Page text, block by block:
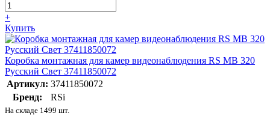
+
Купить
Коробка монтажная для камер видеонаблюдения RS MB 320
Русский Свет 37411850072
Артикул: 37411850072
Бренд:
RSi
На складе 1499 шт.